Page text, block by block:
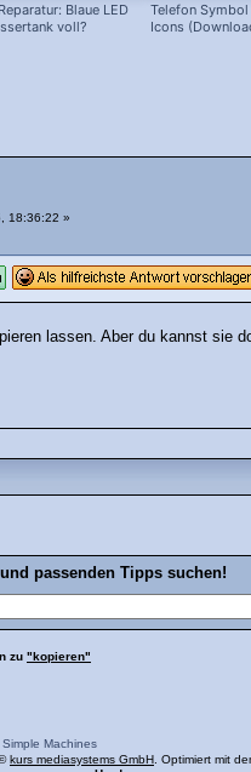
Blaue LED
voll?
Telefon
Icons
18:36:22 »
lassen. Aber du kannst sie
passenden Tipps suchen!
zu "kopieren"
Simple Machines
kurs mediasystems GmbH . Optimiert mit